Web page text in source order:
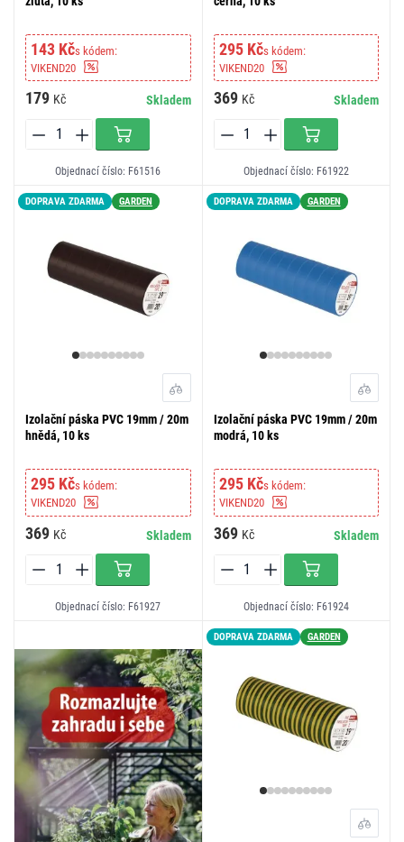
143 Kčs kódem:
VIKEND20
179 Kč Skladem
Objednací číslo: F61516
295 Kčs kódem:
VIKEND20
369 Kč Skladem
Objednací číslo: F61922
DOPRAVA ZDARMA GARDEN
Izolační páska PVC 19mm / 20m
hnědá, 10 ks
295 Kčs kódem:
VIKEND20
369 Kč Skladem
Objednací číslo: F61927
DOPRAVA ZDARMA GARDEN
Izolační páska PVC 19mm / 20m
modrá, 10 ks
295 Kčs kódem:
VIKEND20
369 Kč Skladem
Objednací číslo: F61924
DOPRAVA ZDARMA GARDEN